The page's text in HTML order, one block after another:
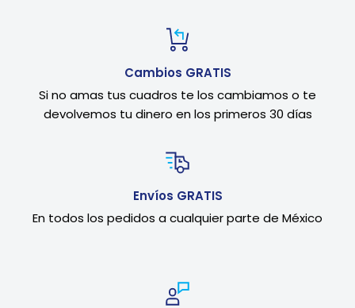
Cambios GRATIS
Si no amas tus cuadros te los cambiamos o te
devolvemos tu dinero en los primeros 30 días
Envíos GRATIS
En todos los pedidos a cualquier parte de México